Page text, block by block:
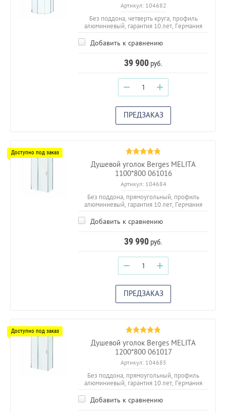
Артикул:104682
Без поддона, четверть круга, профиль
алюминиевый, гарантия 10 лет, Германия
Добавить к сравнению
39 900 руб.
− +
ПРЕДЗАКАЗ
Душевой уголок Berges MELITA
1100*800 061016
Артикул:104684
Без поддона, прямоугольный, профиль
алюминиевый, гарантия 10 лет, Германия
Добавить к сравнению
39 990 руб.
− +
ПРЕДЗАКАЗ
Душевой уголок Berges MELITA
1200*800 061017
Артикул:104685
Без поддона, прямоугольный, профиль
алюминиевый, гарантия 10 лет, Германия
Добавить к сравнению